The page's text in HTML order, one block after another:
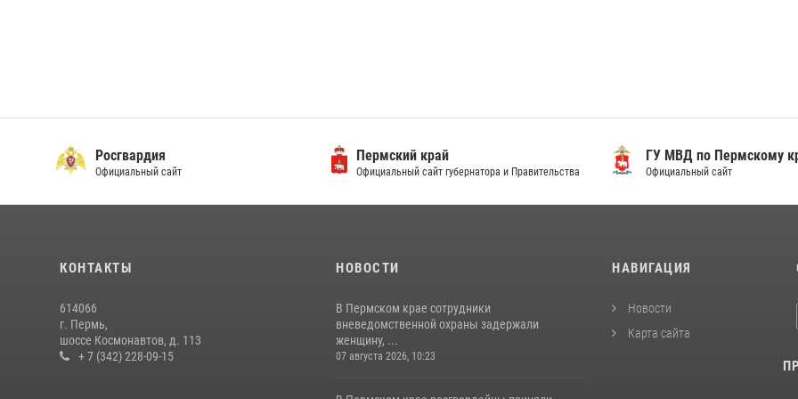
Росгвардия
Официальный сайт
Пермский край
Официальный сайт губернатора и Правительства
ГУ МВД по Пермскому
Официальный сайт
КОНТАКТЫ
614066
г. Пермь,
шоссе Космонавтов, д. 113
+ 7 (342) 228-09-15
НОВОСТИ
В Пермском крае сотрудники
вневедомственной охраны задержали
женщину, ...
07 августа 2026, 10:23
НАВИГАЦИЯ
Новости
Карта сайта